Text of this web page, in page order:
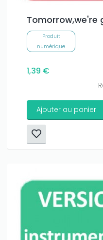
Tomorrow,we're
Produit
numérique
1,39 €
Ajouter au panier